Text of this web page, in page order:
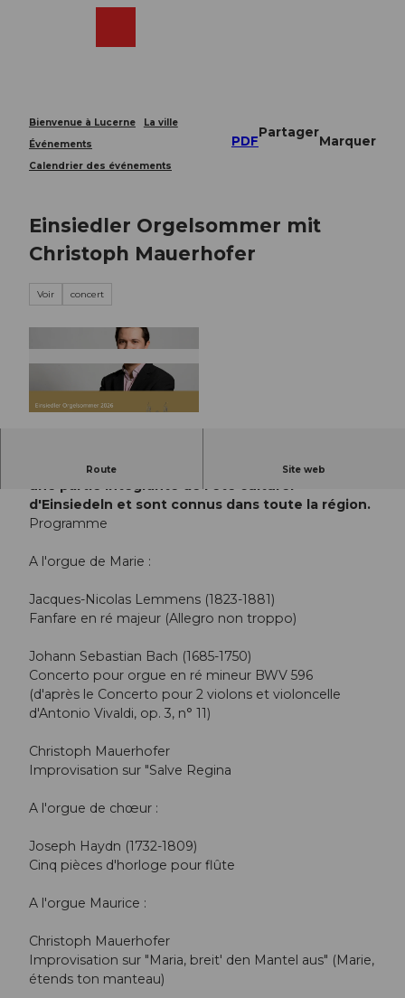
Bienvenue à Lucerne
La ville
Événements
Calendrier des événements
PDF
Partager
Marquer
Einsiedler Orgelsommer mit
Christoph Mauerhofer
Voir concert
Route Site web
Les concerts de l'Eté de l'orgue d'Einsiedeln sont
une partie intégrante de l'été culturel
d'Einsiedeln et sont connus dans toute la région.
Programme
A l'orgue de Marie :
Jacques-Nicolas Lemmens (1823-1881)
Fanfare en ré majeur (Allegro non troppo)
Johann Sebastian Bach (1685-1750)
Concerto pour orgue en ré mineur BWV 596
(d'après le Concerto pour 2 violons et violoncelle
d'Antonio Vivaldi, op. 3, n° 11)
Christoph Mauerhofer
Improvisation sur "Salve Regina
A l'orgue de chœur :
Joseph Haydn (1732-1809)
Cinq pièces d'horloge pour flûte
A l'orgue Maurice :
Christoph Mauerhofer
Improvisation sur "Maria, breit' den Mantel aus" (Marie,
étends ton manteau)